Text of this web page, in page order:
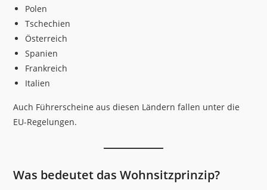
Polen
Tschechien
Österreich
Spanien
Frankreich
Italien
Auch Führerscheine aus diesen Ländern fallen unter die
EU-Regelungen.
Was bedeutet das Wohnsitzprinzip?